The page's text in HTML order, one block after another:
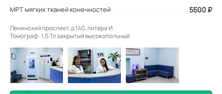
МРТ мягких тканей конечностей 5500 ₽
Ленинский проспект, д.140, литера И.
Томограф: 1,5 Тл закрытый высокопольный